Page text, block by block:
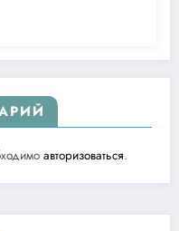
авторизоваться.